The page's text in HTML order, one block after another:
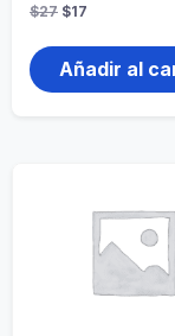
$27 $17
Añadir al